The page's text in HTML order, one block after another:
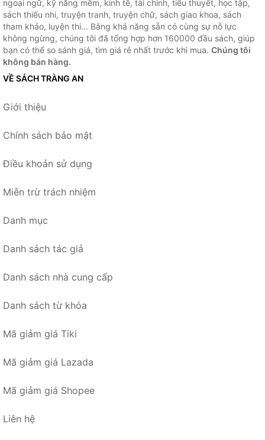
ngoại ngữ, kỹ năng mềm, kinh tế, tài chính, tiểu thuyết, học tập,
sách thiếu nhi, truyện tranh, truyện chữ, sách giao khoa, sách
tham khảo, luyện thi... Bằng khả năng sẵn có cùng sự nỗ lực
không ngừng, chúng tôi đã tổng hợp hơn 160000 đầu sách, giúp
bạn có thể so sánh giá, tìm giá rẻ nhất trước khi mua. Chúng tôi
không bán hàng.
VỀ SÁCH TRÀNG AN
Giới thiệu
Chính sách bảo mật
Điều khoản sử dụng
Miễn trừ trách nhiệm
Danh mục
Danh sách tác giả
Danh sách nhà cung cấp
Danh sách từ khóa
Mã giảm giá Tiki
Mã giảm giá Lazada
Mã giảm giá Shopee
Liên hệ